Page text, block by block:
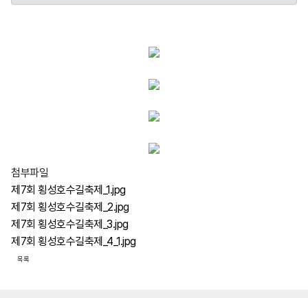
첨부파일
제7회 횡성호수길축제_1.jpg
제7회 횡성호수길축제_2.jpg
제7회 횡성호수길축제_3.jpg
제7회 횡성호수길축제_4_1.jpg
목록